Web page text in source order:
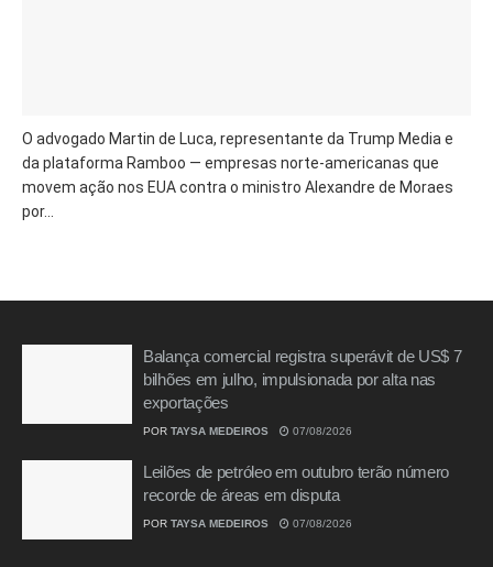
O advogado Martin de Luca, representante da Trump Media e
da plataforma Ramboo — empresas norte-americanas que
movem ação nos EUA contra o ministro Alexandre de Moraes
por...
Balança comercial registra superávit de US$ 7
bilhões em julho, impulsionada por alta nas
exportações
POR TAYSA MEDEIROS 07/08/2026
Leilões de petróleo em outubro terão número
recorde de áreas em disputa
POR TAYSA MEDEIROS 07/08/2026